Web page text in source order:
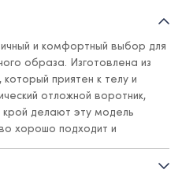
и комфортный выбор для
образа. Изготовлена из
приятен к телу и
отложной воротник,
крой делают эту модель
хорошо подходит и
сочетается с брюками,